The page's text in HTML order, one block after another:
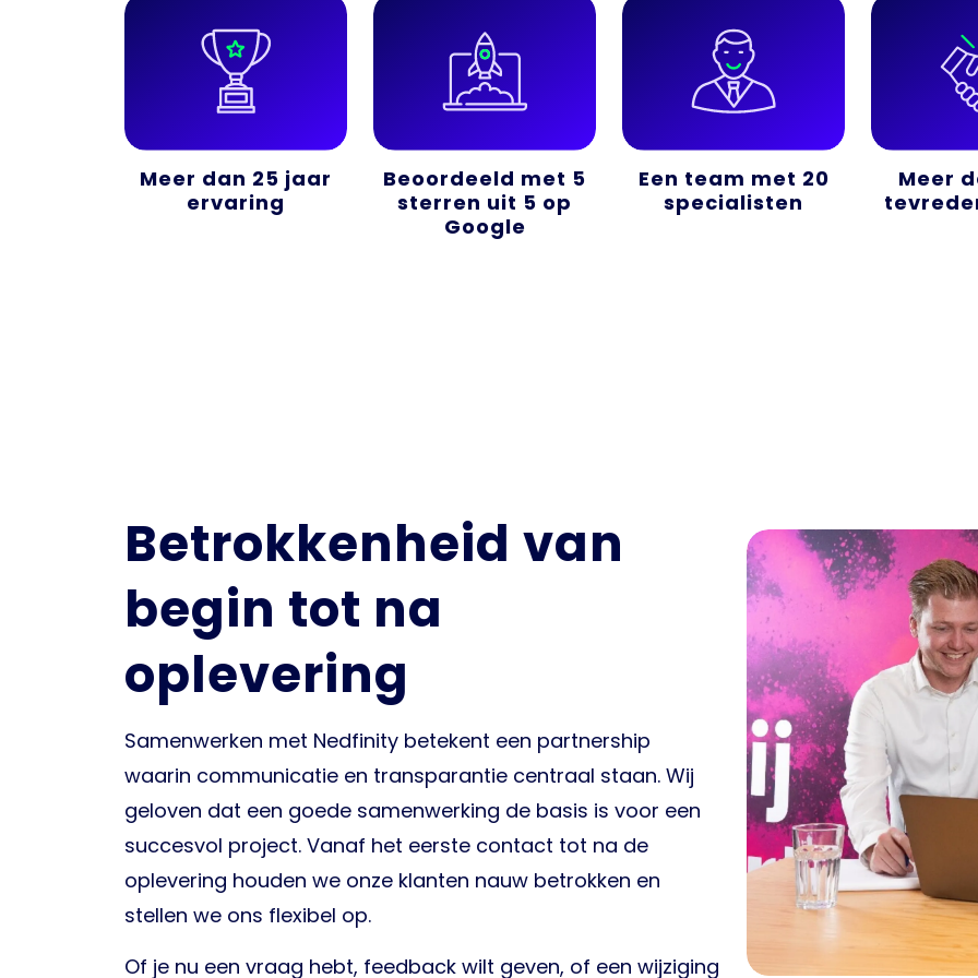
Meer dan 25 jaar
ervaring
Beoordeeld met 5
sterren uit 5 op
Google
Een team met 20
specialisten
Meer
Betrokkenheid van
begin tot na
oplevering
Samenwerken met Nedfinity betekent een partnership
waarin communicatie en transparantie centraal staan. Wij
geloven dat een goede samenwerking de basis is voor een
succesvol project. Vanaf het eerste contact tot na de
oplevering houden we onze klanten nauw betrokken en
stellen we ons flexibel op.
Of je nu een vraag hebt, feedback wilt geven, of een wijziging